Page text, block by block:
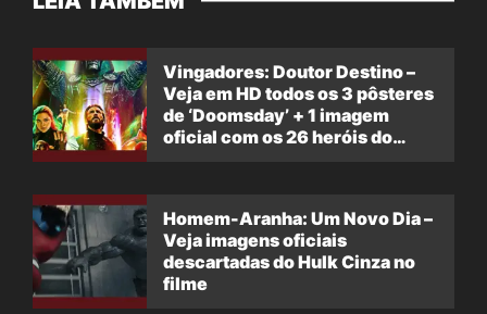
Vingadores: Doutor Destino –
Veja em HD todos os 3 pôsteres
de ‘Doomsday’ + 1 imagem
oficial com os 26 heróis do
Homem-Aranha: Um Novo Dia –
Veja imagens oficiais
descartadas do Hulk Cinza no
filme